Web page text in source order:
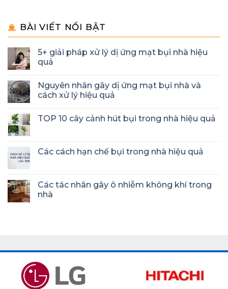
BÀI VIẾT NỔI BẬT
5+ giải pháp xử lý dị ứng mạt bụi nhà hiệu
quả
Nguyên nhân gây dị ứng mạt bụi nhà và
cách xử lý hiệu quả
TOP 10 cây cảnh hút bụi trong nhà hiệu quả
Các cách hạn chế bụi trong nhà hiệu quả
Các tác nhân gây ô nhiễm không khí trong
nhà